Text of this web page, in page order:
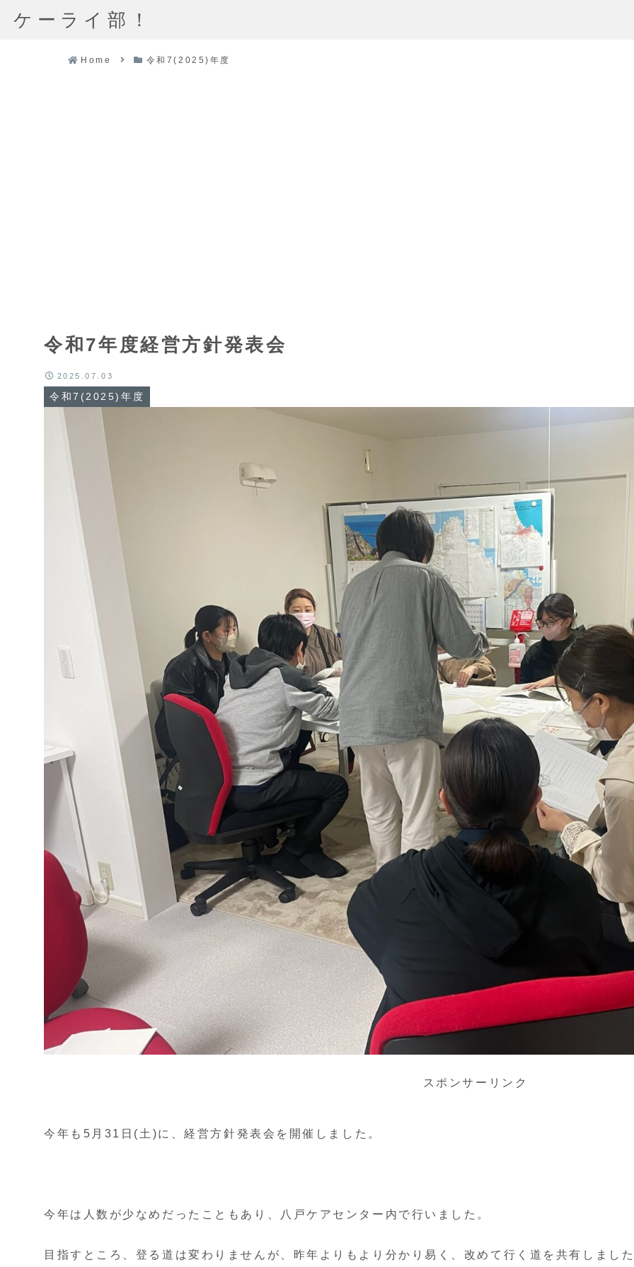
ケーライ部！
Home 令和7(2025)年度
令和7年度経営方針発表会
令和7(2025)年度
2025.07.03
スポンサーリンク
今年も5月31日(土)に、経営方針発表会を開催しました。
今年は人数が少なめだったこともあり、八戸ケアセンター内で行いました。
目指すところ、登る道は変わりませんが、昨年よりもより分かり易く、改めて行く道を共有しまし